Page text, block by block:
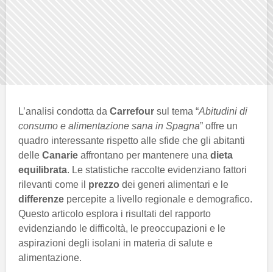
L’analisi condotta da Carrefour sul tema “Abitudini di
consumo e alimentazione sana in Spagna” offre un
quadro interessante rispetto alle sfide che gli abitanti
delle Canarie affrontano per mantenere una dieta
equilibrata. Le statistiche raccolte evidenziano fattori
rilevanti come il prezzo dei generi alimentari e le
differenze percepite a livello regionale e demografico.
Questo articolo esplora i risultati del rapporto
evidenziando le difficoltà, le preoccupazioni e le
aspirazioni degli isolani in materia di salute e
alimentazione.